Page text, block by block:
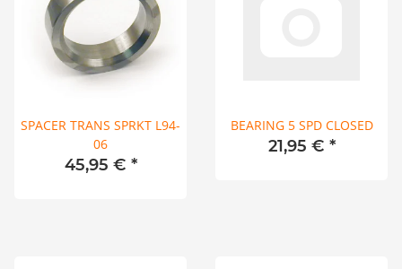
SPACER TRANS SPRKT L94-
06
45,95 € *
BEARING 5 SPD CLOSED
21,95 € *